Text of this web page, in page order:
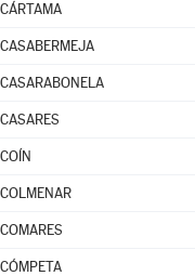
CÁRTAMA
CASABERMEJA
CASARABONELA
CASARES
COÍN
COLMENAR
COMARES
CÓMPETA